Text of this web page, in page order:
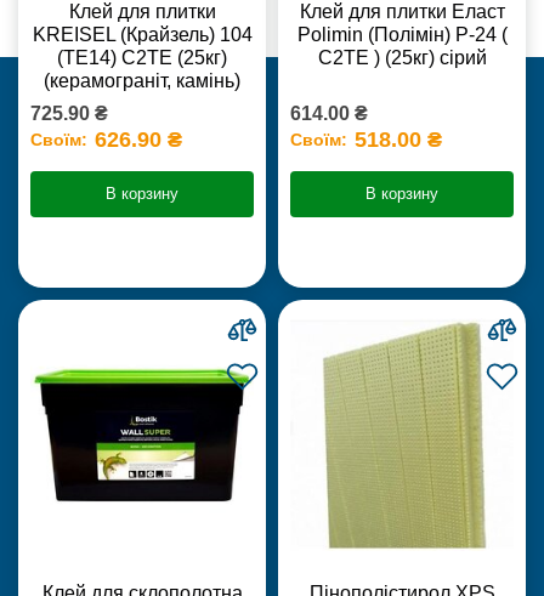
Клей для плитки
KREISEL (Крайзель) 104
(ТЕ14) С2TE (25кг)
(керамограніт, камінь)
725.90 ₴
Своїм: 626.90 ₴
В корзину
Клей для плитки Еласт
Polimin (Полімін) Р-24 (
С2ТЕ ) (25кг) сірий
614.00 ₴
Своїм: 518.00 ₴
В корзину